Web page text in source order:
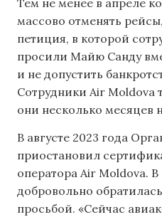
массово отменять
петиция, в которой
просили Майю Санду
и не допустить
Сотрудники Air Moldova
они несколько месяцев
В августе 2023 года
приостановил
оператора Air Moldova.
добровольно
просьбой. «Сейчас